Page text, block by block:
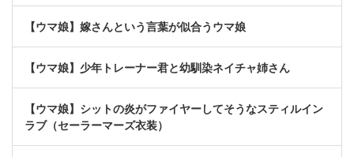
【ウマ娘】嫁さんという言葉が似合うウマ娘
【ウマ娘】少年トレーナー君と幼馴染ネイチャ姉さん
【ウマ娘】シットの炎がファイヤーしてそうなスティルイン
ラブ（セーラーマーズ衣装）